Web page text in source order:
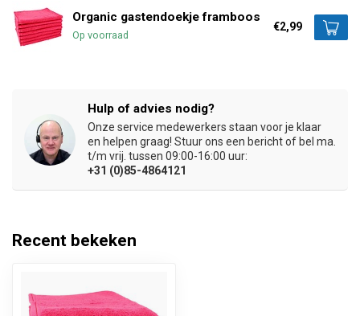
Organic gastendoekje framboos
Op voorraad
€2,99
Hulp of advies nodig?
Onze service medewerkers staan voor je klaar
en helpen graag! Stuur ons een bericht of bel ma.
t/m vrij. tussen 09:00-16:00 uur:
+31 (0)85-4864121
Recent bekeken